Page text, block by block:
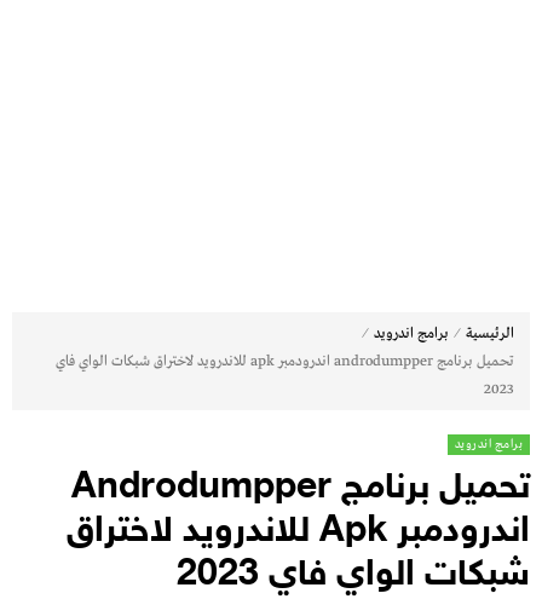
الرئيسية ⁄ برامج اندرويد ⁄
تحميل برنامج androdumpper اندرودمبر apk للاندرويد لاختراق شبكات الواي فاي
2023
برامج اندرويد
تحميل برنامج Androdumpper
اندرودمبر Apk للاندرويد لاختراق
شبكات الواي فاي 2023